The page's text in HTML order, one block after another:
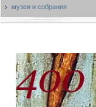
музеи и собрания